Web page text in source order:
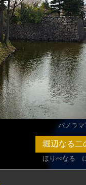
パノラマ
堀辺なる 二
ほりべなる